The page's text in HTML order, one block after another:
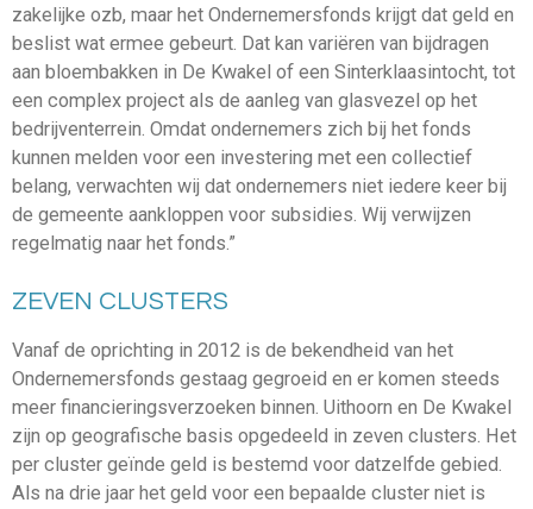
zakelijke ozb, maar het Ondernemersfonds krijgt dat geld en
beslist wat ermee gebeurt. Dat kan variëren van bijdragen
aan bloembakken in De Kwakel of een Sinterklaasintocht, tot
een complex project als de aanleg van glasvezel op het
bedrijventerrein. Omdat ondernemers zich bij het fonds
kunnen melden voor een investering met een collectief
belang, verwachten wij dat ondernemers niet iedere keer bij
de gemeente aankloppen voor subsidies. Wij verwijzen
regelmatig naar het fonds.”
ZEVEN CLUSTERS
Vanaf de oprichting in 2012 is de bekendheid van het
Ondernemersfonds gestaag gegroeid en er komen steeds
meer financieringsverzoeken binnen. Uithoorn en De Kwakel
zijn op geografische basis opgedeeld in zeven clusters. Het
per cluster geïnde geld is bestemd voor datzelfde gebied.
Als na drie jaar het geld voor een bepaalde cluster niet is